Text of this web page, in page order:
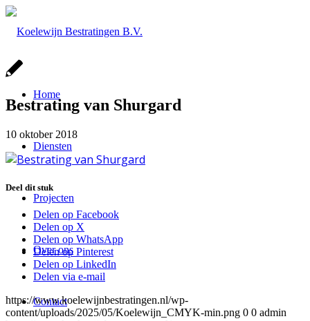
Home
Diensten
Projecten
Over ons
Contact
Bestrating van Shurgard
10 oktober 2018
Deel dit stuk
Delen op Facebook
Delen op X
Delen op WhatsApp
Delen op Pinterest
Delen op LinkedIn
Delen via e-mail
https://www.koelewijnbestratingen.nl/wp-
content/uploads/2025/05/Koelewijn_CMYK-min.png 0 0 admin